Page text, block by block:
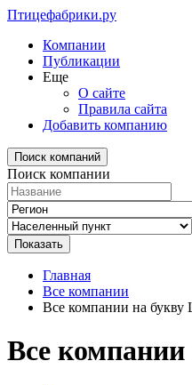
Птицефабрики.ру
Компании
Публикации
Еще
О сайте
Правила сайта
Добавить компанию
Поиск компаний
Поиск компании
Главная
Все компании
Все компании на букву
Все